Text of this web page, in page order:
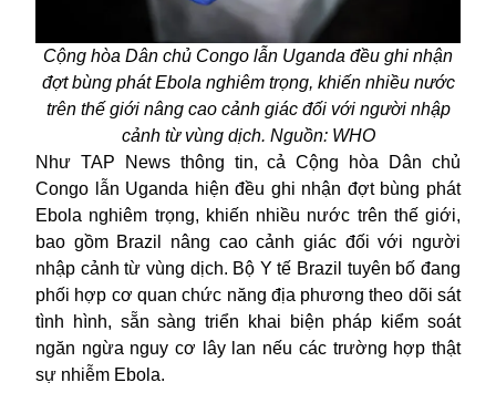
Cộng hòa Dân chủ Congo lẫn Uganda đều ghi nhận
đợt bùng phát Ebola nghiêm trọng, khiến nhiều nước
trên thế giới nâng cao cảnh giác đối với người nhập
cảnh từ vùng dịch. Nguồn: WHO
Như TAP News thông tin, cả Cộng hòa Dân chủ
Congo lẫn Uganda hiện đều ghi nhận đợt bùng phát
Ebola nghiêm trọng, khiến nhiều nước trên thế giới,
bao gồm Brazil nâng cao cảnh giác đối với người
nhập cảnh từ vùng dịch. Bộ Y tế Brazil tuyên bố đang
phối hợp cơ quan chức năng địa phương theo dõi sát
tình hình, sẵn sàng triển khai biện pháp kiểm soát
ngăn ngừa nguy cơ lây lan nếu các trường hợp thật
sự nhiễm Ebola.